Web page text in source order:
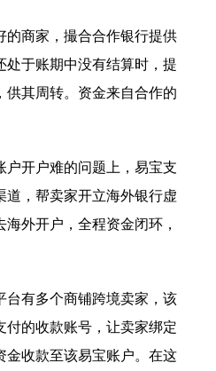
的商家，撮合合作银行提供
于账期中没有结算时，提
其周转。资金来自合作的
户开户难的问题上，易宝支
，帮卖家开立海外银行虚
外开户，全程资金闭环，
台有多个商铺跨境卖家，该
付的收款账号，让卖家绑定
金收款至该易宝账户。在这